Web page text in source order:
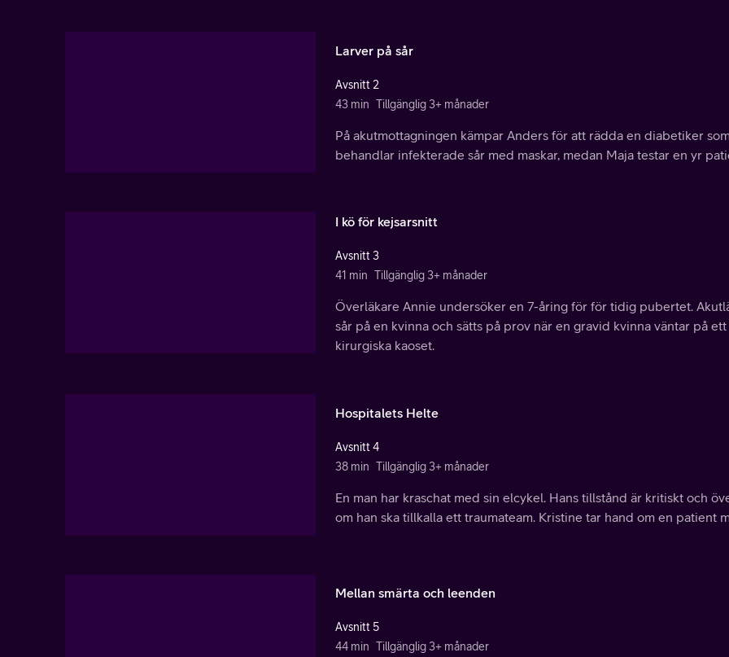
Larver på sår
Avsnitt 2
43 min Tillgänglig 3+ månader
På akutmottagningen kämpar Anders för att rädda en diabetiker
behandlar infekterade sår med maskar, medan Maja testar en yr
I kö för kejsarsnitt
Avsnitt 3
41 min Tillgänglig 3+ månader
Överläkare Annie undersöker en 7-åring för för tidig pubertet.
sår på en kvinna och sätts på prov när en gravid kvinna väntar på
kirurgiska kaoset.
Hospitalets Helte
Avsnitt 4
38 min Tillgänglig 3+ månader
En man har kraschat med sin elcykel. Hans tillstånd är kritiskt och
om han ska tillkalla ett traumateam. Kristine tar hand om en patient
Mellan smärta och leenden
Avsnitt 5
44 min Tillgänglig 3+ månader